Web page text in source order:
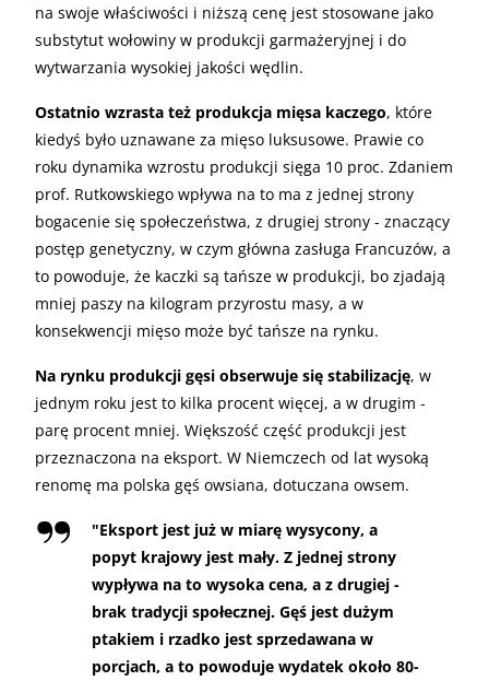
na swoje właściwości i niższą cenę jest stosowane jako
substytut wołowiny w produkcji garmażeryjnej i do
wytwarzania wysokiej jakości wędlin.
Ostatnio wzrasta też produkcja mięsa kaczego, które
kiedyś było uznawane za mięso luksusowe. Prawie co
roku dynamika wzrostu produkcji sięga 10 proc. Zdaniem
prof. Rutkowskiego wpływa na to ma z jednej strony
bogacenie się społeczeństwa, z drugiej strony - znaczący
postęp genetyczny, w czym główna zasługa Francuzów, a
to powoduje, że kaczki są tańsze w produkcji, bo zjadają
mniej paszy na kilogram przyrostu masy, a w
konsekwencji mięso może być tańsze na rynku.
Na rynku produkcji gęsi obserwuje się stabilizację, w
jednym roku jest to kilka procent więcej, a w drugim -
parę procent mniej. Większość część produkcji jest
przeznaczona na eksport. W Niemczech od lat wysoką
renomę ma polska gęś owsiana, dotuczana owsem.
"Eksport jest już w miarę wysycony, a
popyt krajowy jest mały. Z jednej strony
wypływa na to wysoka cena, a z drugiej -
brak tradycji społecznej. Gęś jest dużym
ptakiem i rzadko jest sprzedawana w
porcjach, a to powoduje wydatek około 80-